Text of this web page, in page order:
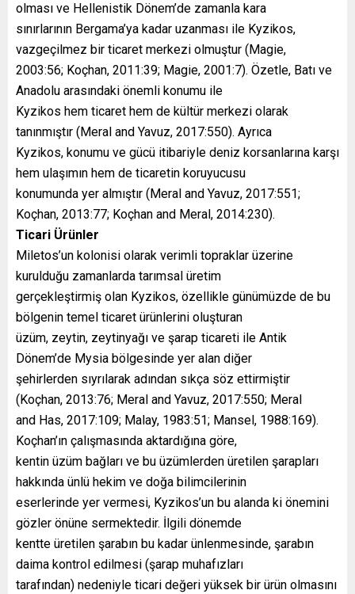
olması ve Hellenistik Dönem’de zamanla kara
sınırlarının Bergama’ya kadar uzanması ile Kyzikos,
vazgeçilmez bir ticaret merkezi olmuştur (Magie,
2003:56; Koçhan, 2011:39; Magie, 2001:7). Özetle, Batı ve
Anadolu arasındaki önemli konumu ile
Kyzikos hem ticaret hem de kültür merkezi olarak
tanınmıştır (Meral and Yavuz, 2017:550). Ayrıca
Kyzikos, konumu ve gücü itibariyle deniz korsanlarına karşı
hem ulaşımın hem de ticaretin koruyucusu
konumunda yer almıştır (Meral and Yavuz, 2017:551;
Koçhan, 2013:77; Koçhan and Meral, 2014:230).
Ticari Ürünler
Miletos’un kolonisi olarak verimli topraklar üzerine
kurulduğu zamanlarda tarımsal üretim
gerçekleştirmiş olan Kyzikos, özellikle günümüzde de bu
bölgenin temel ticaret ürünlerini oluşturan
üzüm, zeytin, zeytinyağı ve şarap ticareti ile Antik
Dönem’de Mysia bölgesinde yer alan diğer
şehirlerden sıyrılarak adından sıkça söz ettirmiştir
(Koçhan, 2013:76; Meral and Yavuz, 2017:550; Meral
and Has, 2017:109; Malay, 1983:51; Mansel, 1988:169).
Koçhan’ın çalışmasında aktardığına göre,
kentin üzüm bağları ve bu üzümlerden üretilen şarapları
hakkında ünlü hekim ve doğa bilimcilerinin
eserlerinde yer vermesi, Kyzikos’un bu alanda ki önemini
gözler önüne sermektedir. İlgili dönemde
kentte üretilen şarabın bu kadar ünlenmesinde, şarabın
daima kontrol edilmesi (şarap muhafızları
tarafından) nedeniyle ticari değeri yüksek bir ürün olmasını